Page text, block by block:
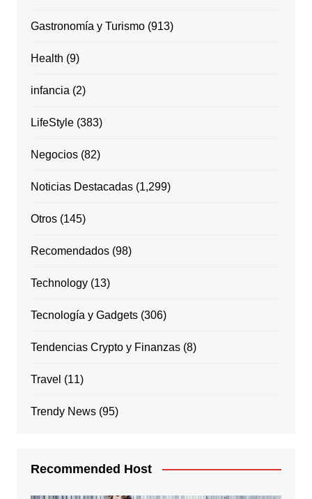
Gastronomía y Turismo(913)
Health (9)
infancia (2)
LifeStyle(383)
Negocios(82)
Noticias Destacadas(1,299)
Otros(145)
Recomendados(98)
Technology(13)
Tecnología y Gadgets(306)
Tendencias Crypto y Finanzas(8)
Travel (11)
Trendy News(95)
Recommended Host